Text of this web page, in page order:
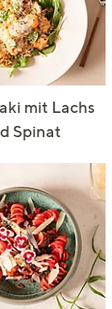
mit Lachs
Spinat